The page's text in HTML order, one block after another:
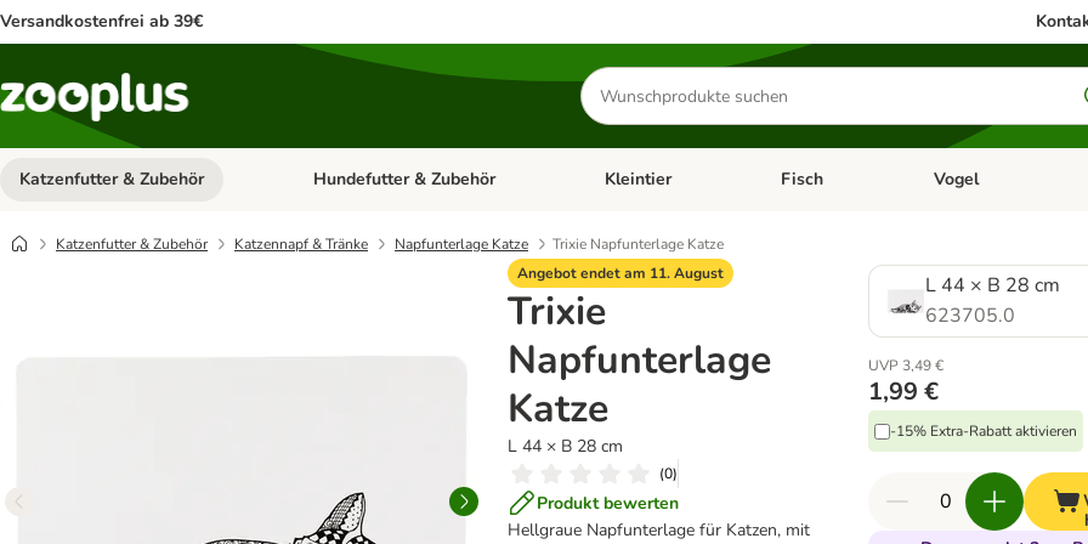
Versandkostenfrei ab 39€
Produkte
suchen
Katzenfutter & Zubehör Kategorie-Menü öffnen: Katzenfutter & Zubehör
Hundefutter & Zubehör Kategorie-Menü öffnen: Hundefutter & Zubehör
Kleintier Kategorie-Menü öffnen: Kleintier
Fisch Kategorie-Menü
Vogel
Katzenfutter & Zubehör Katzennapf & Tränke Napfunterlage Katze
Trixie Napfunterlage Katze
Angebot endet am 11. August
Trixie
Napfunterlage
Katze
L 44 × B 28 cm
(0)
Produkt bewerten
Hellgraue Napfunterlage für Katzen, mit
L 44 × B 28 cm
623705.0
UVP 3,49 €
1,99 €
-15% Extra-Rabatt aktivieren